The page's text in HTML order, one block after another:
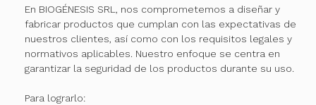
En BIOGÉNESIS SRL, nos comprometemos a diseñar y
fabricar productos que cumplan con las expectativas de
nuestros clientes, así como con los requisitos legales y
normativos aplicables. Nuestro enfoque se centra en
garantizar la seguridad de los productos durante su uso.
Para lograrlo: